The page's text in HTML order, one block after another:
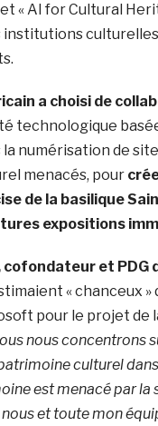
« AI for Cultural
institutions culturelles
a choisi de
technologique
numérisation de
menacés, pour
de la basilique
expositions
cofondateur et PDG
« chanceux »
pour le projet de
nous concentrons
culturel
est menacé par la
et toute mon